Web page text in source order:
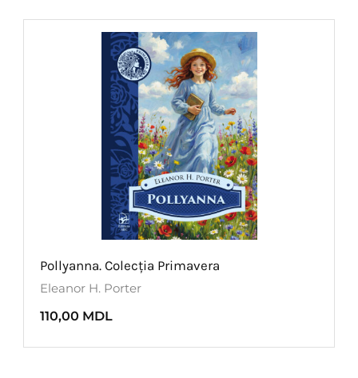
Pollyanna. Colecția Primavera
Eleanor H. Porter
110,00 MDL